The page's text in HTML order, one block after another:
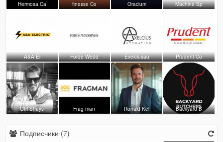
Hermosa Ca finesse Co Oracium Machine Sp
A&A El Forde Wedd Exelciusau Prudent Co
Ofri Shays Frag man Ronald Kei Backyard B
Подписчики (7)